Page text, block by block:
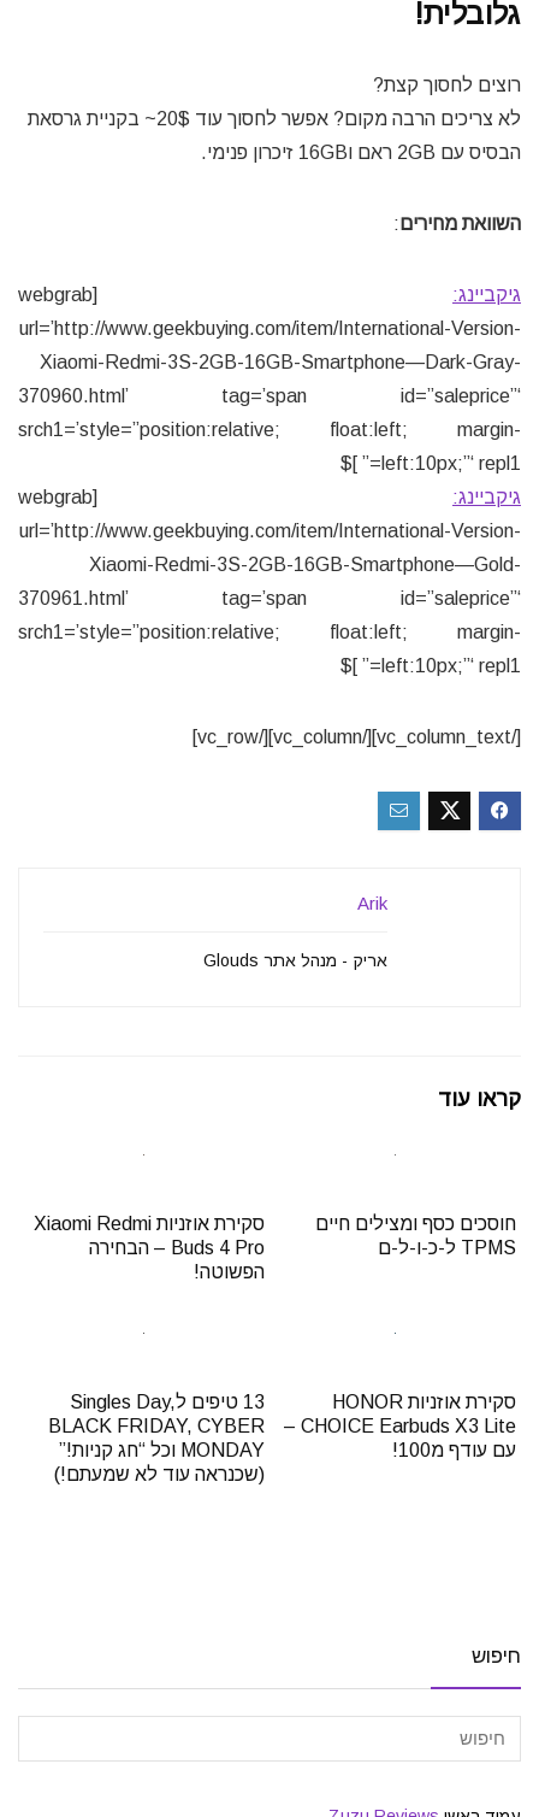
גלובלית!
רוצים לחסוך קצת?
לא צריכים הרבה מקום? אפשר לחסוך עוד 20$~ בקניית גרסאת
הבסיס עם 2GB ראם ו16GB זיכרון פנימי.
השוואת מחירים:
גיקביינג:
[webgrab
url=’http://www.geekbuying.com/item/International-Version-
Xiaomi-Redmi-3S-2GB-16GB-Smartphone—Dark-Gray-
370960.html’ tag=’span id=”saleprice”‘
srch1=’style=”position:relative; float:left; margin-
left:10px;”‘ repl1=” ]$
גיקביינג:
[webgrab
url=’http://www.geekbuying.com/item/International-Version-
Xiaomi-Redmi-3S-2GB-16GB-Smartphone—Gold-
370961.html’ tag=’span id=”saleprice”‘
srch1=’style=”position:relative; float:left; margin-
left:10px;”‘ repl1=” ]$
[/vc_column_text][/vc_column][/vc_row]
Arik
אריק - מנהל אתר Glouds
קראו עוד
חוסכים כסף ומצילים חיים
TPMS ל-כ-ו-ל-ם
סקירת אוזניות Xiaomi Redmi
Buds 4 Pro – הבחירה
הפשוטה!
סקירת אוזניות HONOR
CHOICE Earbuds X3 Lite –
עם עודף מ100!
13 טיפים לSingles Day,
BLACK FRIDAY, CYBER
MONDAY וכל “חג קניות!”
(שכנראה עוד לא שמעתם!)
חיפוש